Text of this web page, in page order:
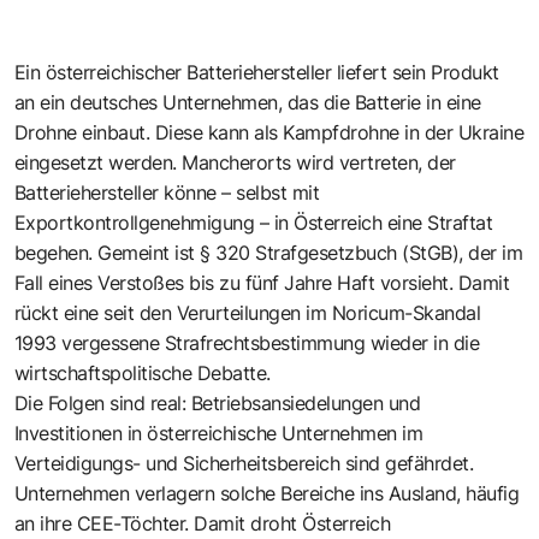
Ein österreichischer Batteriehersteller liefert sein Produkt
an ein deutsches Unternehmen, das die Batterie in eine
Drohne einbaut. Diese kann als Kampfdrohne in der Ukraine
eingesetzt werden. Mancherorts wird vertreten, der
Batteriehersteller könne – selbst mit
Exportkontrollgenehmigung – in Österreich eine Straftat
begehen. Gemeint ist § 320 Strafgesetzbuch (StGB), der im
Fall eines Verstoßes bis zu fünf Jahre Haft vorsieht. Damit
rückt eine seit den Verurteilungen im Noricum-Skandal
1993 vergessene Strafrechtsbestimmung wieder in die
wirtschaftspolitische Debatte.
Die Folgen sind real: Betriebsansiedelungen und
Investitionen in österreichische Unternehmen im
Verteidigungs- und Sicherheitsbereich sind gefährdet.
Unternehmen verlagern solche Bereiche ins Ausland, häufig
an ihre CEE-Töchter. Damit droht Österreich